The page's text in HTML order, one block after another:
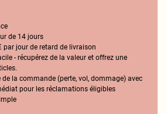
de 14 jours
par jour de retard de livraison
- récupérez de la valeur et offrez une
la commande (perte, vol, dommage) avec
pour les réclamations éligibles